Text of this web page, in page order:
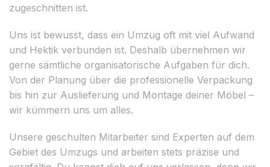
zugeschnitten ist.
Uns ist bewusst, dass ein Umzug oft mit viel Aufwand
und Hektik verbunden ist. Deshalb übernehmen wir
gerne sämtliche organisatorische Aufgaben für dich.
Von der Planung über die professionelle Verpackung
bis hin zur Auslieferung und Montage deiner Möbel –
wir kümmern uns um alles.
Unsere geschulten Mitarbeiter sind Experten auf dem
Gebiet des Umzugs und arbeiten stets präzise und